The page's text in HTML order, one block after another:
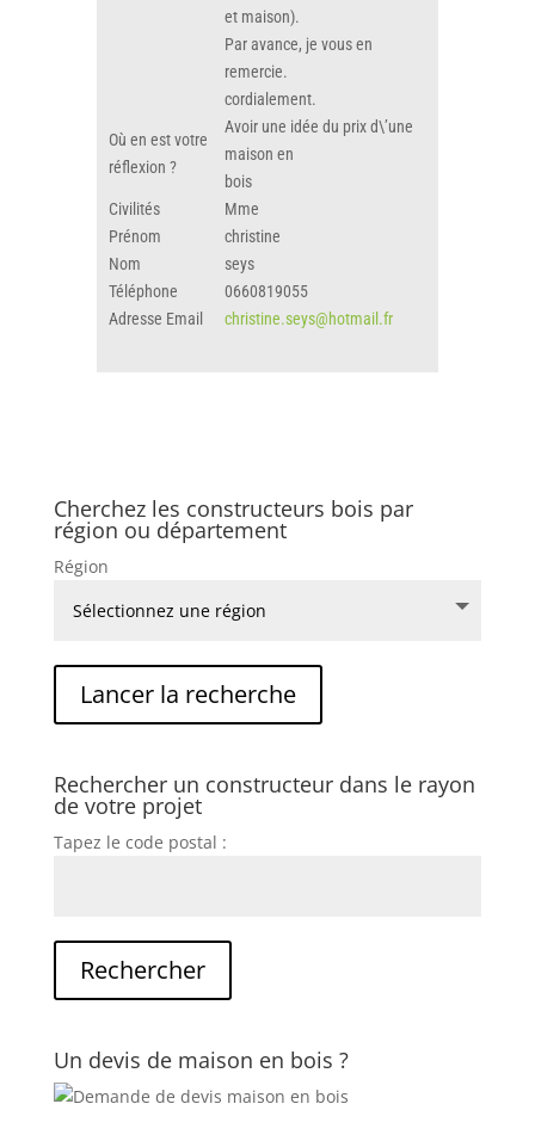
et maison).
Par avance, je vous en
remercie.
cordialement.
Où en est votre
réflexion ?
Avoir une idée du prix d\’une
maison en
bois
Civilités
Mme
Prénom
christine
Nom
seys
Téléphone
0660819055
Adresse Email
christine.seys@hotmail.fr
Cherchez les constructeurs bois par
région ou département
Région
Rechercher un constructeur dans le rayon
de votre projet
Tapez le code postal :
Un devis de maison en bois ?